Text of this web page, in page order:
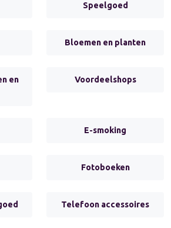
Speelgoed
Bloemen en planten
en
Voordeelshops
E-smoking
Fotoboeken
Telefoon accessoires